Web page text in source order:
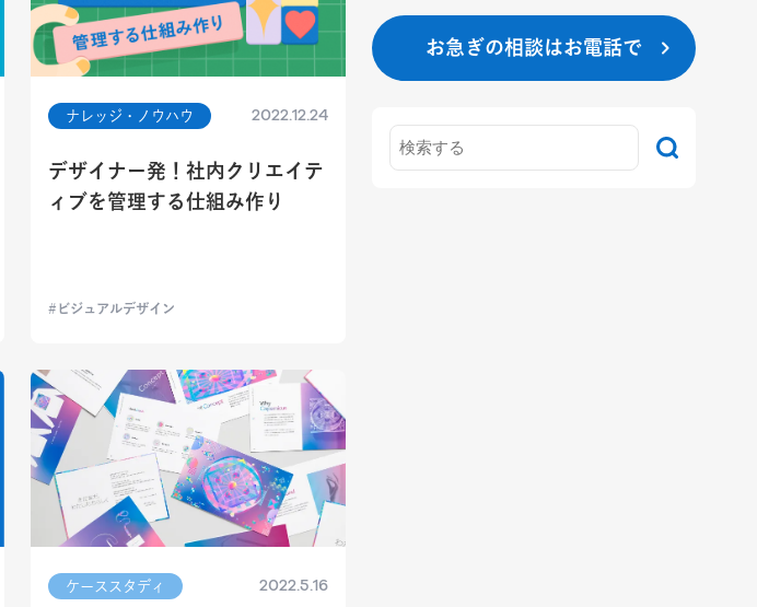
ナレッジ・ノウハウ 2022.12.24
デザイナー発！社内クリエイテ
ィブを管理する仕組み作り
ビジュアルデザイン
ケーススタディ 2022.5.16
お急ぎの相談はお電話で